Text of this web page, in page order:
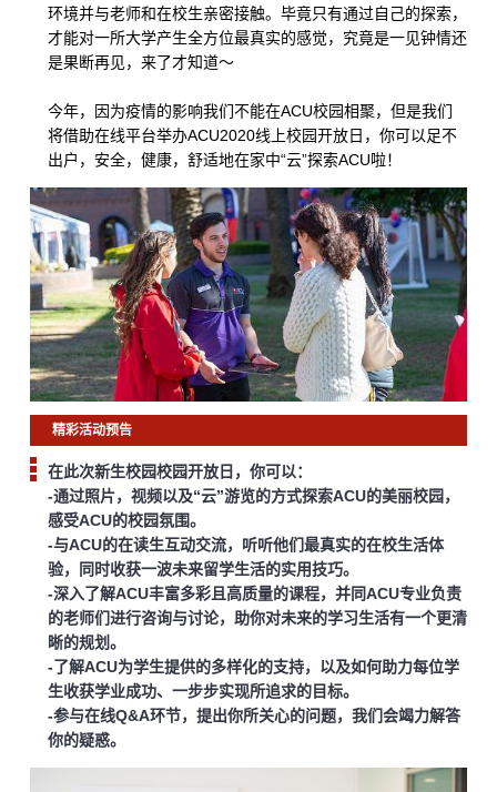
环境并与老师和在校生亲密接触。毕竟只有通过自己的探索，
才能对一所大学产生全方位最真实的感觉，究竟是一见钟情还
是果断再见，来了才知道〜
今年，因为疫情的影响我们不能在ACU校园相聚，但是我们
将借助在线平台举办ACU2020线上校园开放日，你可以足不
出户，安全，健康，舒适地在家中“云”探索ACU啦！
精彩活动预告
在此次新生校园校园开放日，你可以：
-通过照片，视频以及“云”游览的方式探索ACU的美丽校园，
感受ACU的校园氛围。
-与ACU的在读生互动交流，听听他们最真实的在校生活体
验，同时收获一波未来留学生活的实用技巧。
-深入了解ACU丰富多彩且高质量的课程，并同ACU专业负责
的老师们进行咨询与讨论，助你对未来的学习生活有一个更清
晰的规划。
-了解ACU为学生提供的多样化的支持，以及如何助力每位学
生收获学业成功、一步步实现所追求的目标。
-参与在线Q&A环节，提出你所关心的问题，我们会竭力解答
你的疑惑。